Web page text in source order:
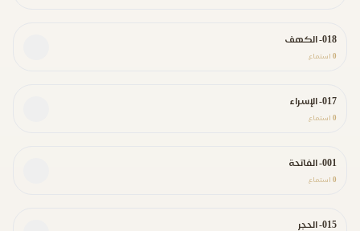
018- الكهف
0 استماع
017- الإسراء
0 استماع
001- الفاتحة
0 استماع
015- الحجر